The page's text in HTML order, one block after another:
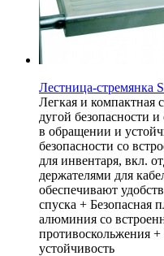
Лестница-стремянка
Легкая и компактная
дугой безопасности
в обращении и
безопасности со
для инвентаря, вкл.
держателями для
обеспечивают
спуска + Безопасная
алюминия со
противоскольжения
устойчивость